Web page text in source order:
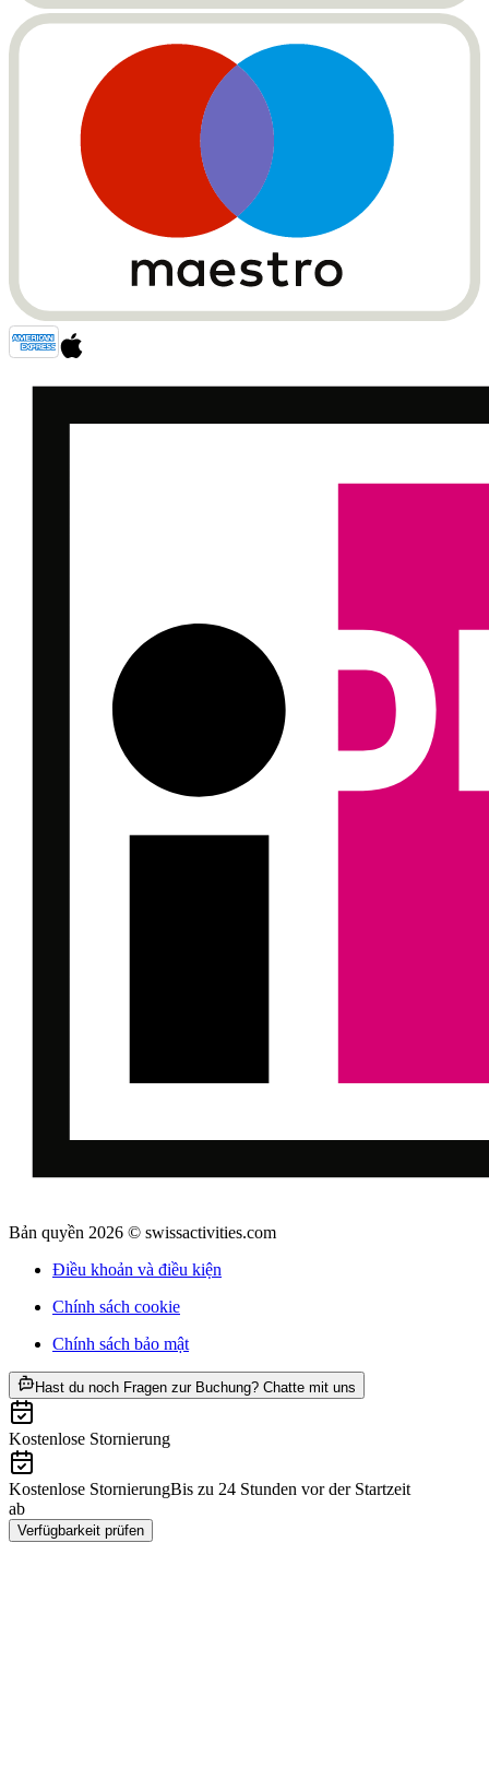
Bản quyền 2026 © swissactivities.com
Điều khoản và điều kiện
Chính sách cookie
Chính sách bảo mật
Hast du noch Fragen zur Buchung? Chatte mit uns
Kostenlose Stornierung
Kostenlose StornierungBis zu 24 Stunden vor der Startzeit
ab
Verfügbarkeit prüfen